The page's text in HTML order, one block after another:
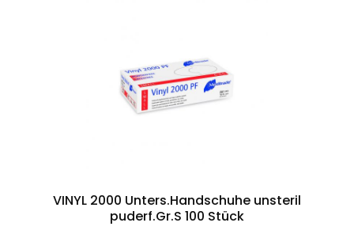
VINYL 2000 Unters.Handschuhe unsteril
puderf.Gr.S 100 Stück